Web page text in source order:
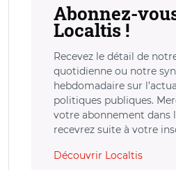
Abonnez-
Localtis !
Recevez le détail de
quotidienne ou notre
hebdomadaire sur
politiques publiques.
votre abonnement dans
recevrez suite à votre
Découvrir Localtis